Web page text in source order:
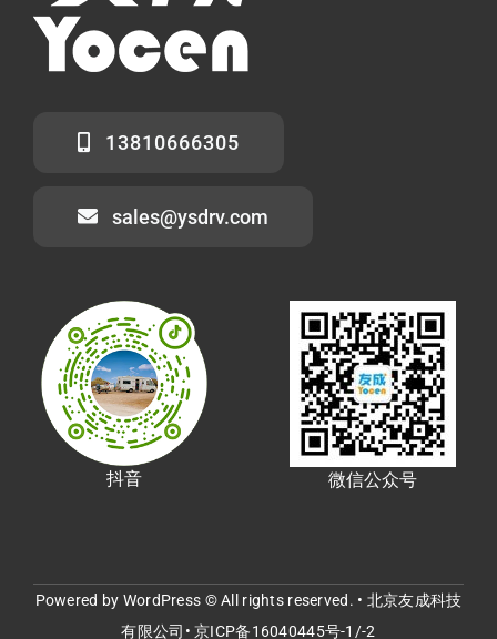
13810666305
sales@ysdrv.com
抖音 微信公众号
Powered by WordPress © All rights reserved. • 北京友成科技
有限公司•京ICP备16040445号-1/-2